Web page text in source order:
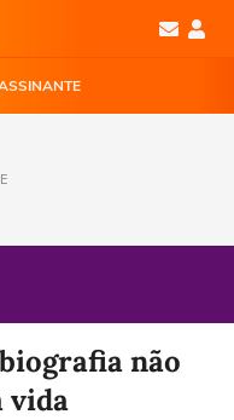
não
vida